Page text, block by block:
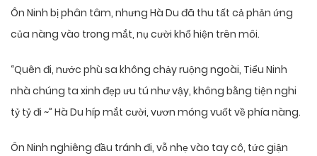
Ôn Ninh bị phân tâm, nhưng Hà Du đã thu tất cả phản ứng
của nàng vào trong mắt, nụ cười khổ hiện trên môi.
“Quên đi, nước phù sa không chảy ruộng ngoài, Tiểu Ninh
nhà chúng ta xinh đẹp ưu tú như vậy, không bằng tiện nghi
tỷ tỷ đi ~” Hà Du híp mắt cười, vươn móng vuốt về phía nàng.
Ôn Ninh nghiêng đầu tránh đi, vỗ nhẹ vào tay cô, tức giận